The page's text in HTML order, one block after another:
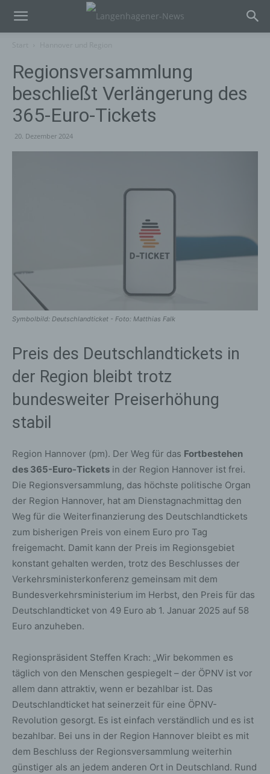
Regionsversammlung
beschließt Verlängerung des
365-Euro-Tickets
20. Dezember 2024
Symbolbild: Deutschlandticket - Foto: Matthias Falk
Preis des Deutschlandtickets in
der Region bleibt trotz
bundesweiter Preiserhöhung
stabil
Region Hannover (pm). Der Weg für das Fortbestehen
des 365-Euro-Tickets in der Region Hannover ist frei.
Die Regionsversammlung, das höchste politische Organ
der Region Hannover, hat am Dienstagnachmittag den
Weg für die Weiterfinanzierung des Deutschlandtickets
zum bisherigen Preis von einem Euro pro Tag
freigemacht. Damit kann der Preis im Regionsgebiet
konstant gehalten werden, trotz des Beschlusses der
Verkehrsministerkonferenz gemeinsam mit dem
Bundesverkehrsministerium im Herbst, den Preis für das
Deutschlandticket von 49 Euro ab 1. Januar 2025 auf 58
Euro anzuheben.
Regionspräsident Steffen Krach: „Wir bekommen es
täglich von den Menschen gespiegelt – der ÖPNV ist vor
allem dann attraktiv, wenn er bezahlbar ist. Das
Deutschlandticket hat seinerzeit für eine ÖPNV-
Revolution gesorgt. Es ist einfach verständlich und es ist
bezahlbar. Bei uns in der Region Hannover bleibt es mit
dem Beschluss der Regionsversammlung weiterhin
günstiger als an jedem anderen Ort in Deutschland. Rund